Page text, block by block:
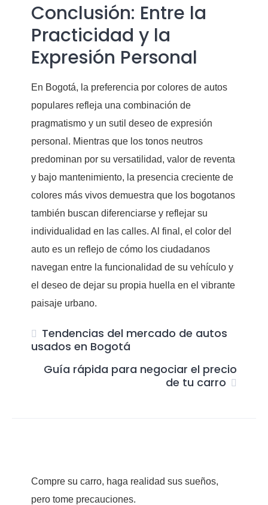
Conclusión: Entre la
Practicidad y la
Expresión Personal
En Bogotá, la preferencia por colores de autos
populares refleja una combinación de
pragmatismo y un sutil deseo de expresión
personal. Mientras que los tonos neutros
predominan por su versatilidad, valor de reventa
y bajo mantenimiento, la presencia creciente de
colores más vivos demuestra que los bogotanos
también buscan diferenciarse y reflejar su
individualidad en las calles. Al final, el color del
auto es un reflejo de cómo los ciudadanos
navegan entre la funcionalidad de su vehículo y
el deseo de dejar su propia huella en el vibrante
paisaje urbano.
Tendencias del mercado de autos
usados en Bogotá
Guía rápida para negociar el precio
de tu carro
Compre su carro, haga realidad sus sueños,
pero tome precauciones.